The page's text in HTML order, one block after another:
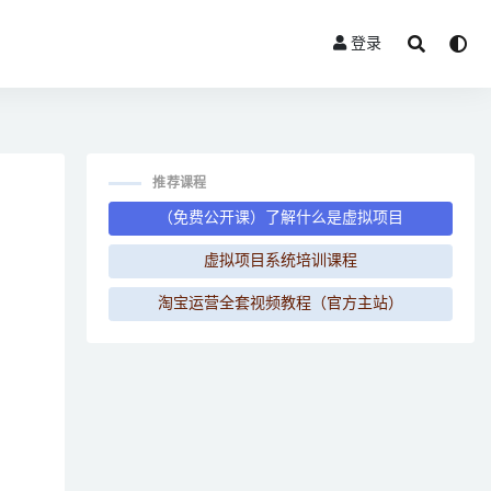
登录
推荐课程
（免费公开课）了解什么是虚拟项目
虚拟项目系统培训课程
淘宝运营全套视频教程（官方主站）